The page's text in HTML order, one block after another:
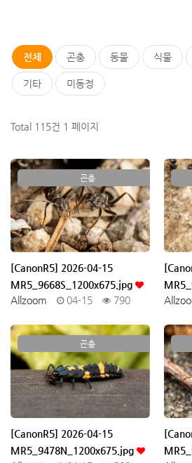
전체 곤충 동물 식물
기타 미동정
Total 115건 1 페이지
곤충
[CanonR5] 2026-04-15
MR5_9668S_1200x675.jpg
Allzoom
04-15 790
곤충
[CanonR5] 2026-04-15
MR5_9478N_1200x675.jpg